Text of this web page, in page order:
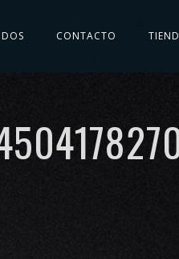
CONTACTO